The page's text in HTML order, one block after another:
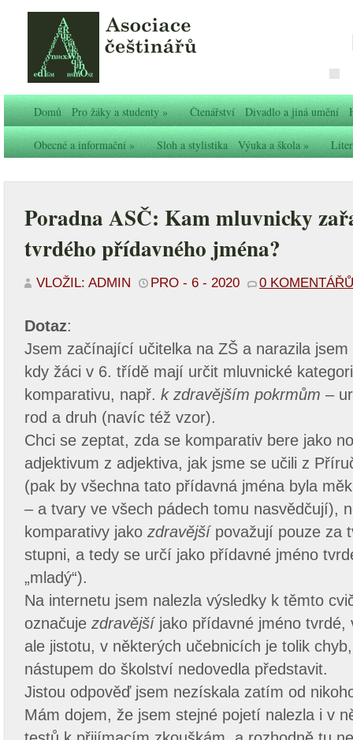
Domů Pro žáky a studenty» Čtenářství Divadlo a jiná umění
Obecné a informační» Sloh a stylistika Výuka a škola»
Poradna ASČ: Kam mluvnicky
tvrdého přídavného jména?
VLOŽIL: ADMIN PRO - 6 - 2020 0 KOMENTÁŘŮ
Dotaz:
Jsem začínající učitelka na ZŠ a narazila
kdy žáci v 6. třídě mají určit mluvnické
komparativu, např. k zdravějším pokrmům –
rod a druh (navíc též vzor).
Chci se zeptat, zda se komparativ bere jako
adjektivum z adjektiva, jak jsme se učili z
(pak by všechna tato přídavná jména byla
– a tvary ve všech pádech tomu nasvědčují),
komparativy jako zdravější považují pouze za
stupni, a tedy se určí jako přídavné jméno
„mladý“).
Na internetu jsem nalezla výsledky k těmto
označuje zdravější jako přídavné jméno tvrdé,
ale jistotu, v některých učebnicích je tolik
nástupem do školství nedovedla představit.
Jistou odpověď jsem nezískala zatím od
Mám dojem, že jsem stejné pojetí nalezla i v